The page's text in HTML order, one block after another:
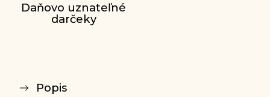
Daňovo uznateľné
darčeky
Popis